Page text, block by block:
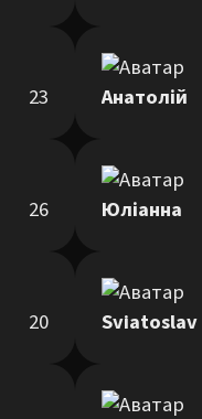
23 Анатолій
26 Юліанна
20 Sviatoslav